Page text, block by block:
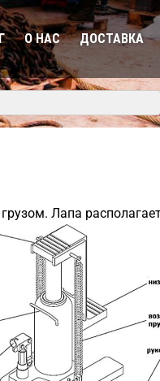
О НАС ДОСТАВКА
Лапа